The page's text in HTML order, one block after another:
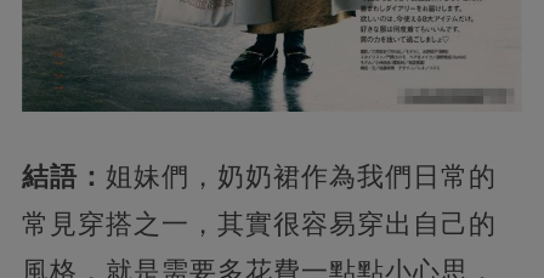
結語： 姐妹們，奶奶裙作為我們日常的
常見穿搭之一，其實很容易穿出自己的
風格，就是需要多花費一點點小心思，